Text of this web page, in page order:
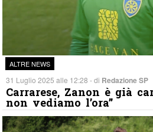
ALTRE NEWS
31 Luglio 2025 alle 12:28 - di Redazione SP
Carrarese, Zanon è già
non vediamo l’ora”